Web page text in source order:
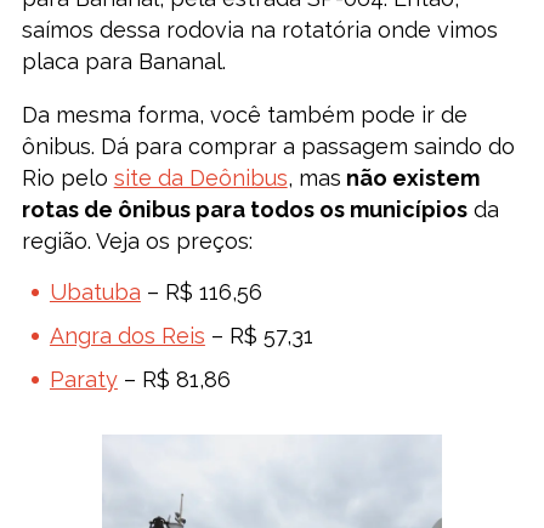
saímos dessa rodovia na rotatória onde vimos
placa para Bananal.
Da mesma forma, você também pode ir de
ônibus. Dá para comprar a passagem saindo do
Rio pelo site da Deônibus, mas não existem
rotas de ônibus para todos os municípiosda
região. Veja os preços:
Ubatuba – R$ 116,56
Angra dos Reis – R$ 57,31
Paraty– R$ 81,86